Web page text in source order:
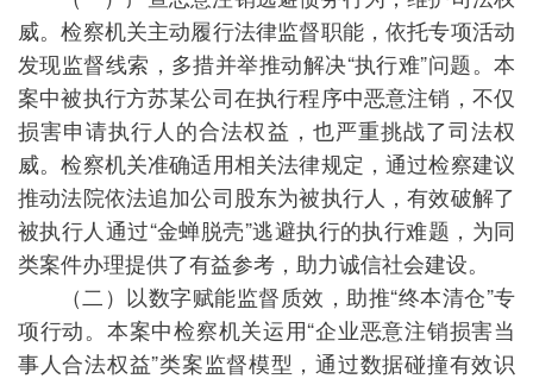
威。检察机关主动履行法律监督职能，依托专项活动
发现监督线索，多措并举推动解决“执行难”问题。本
案中被执行方苏某公司在执行程序中恶意注销，不仅
损害申请执行人的合法权益，也严重挑战了司法权
威。检察机关准确适用相关法律规定，通过检察建议
推动法院依法追加公司股东为被执行人，有效破解了
被执行人通过“金蝉脱壳”逃避执行的执行难题，为同
类案件办理提供了有益参考，助力诚信社会建设。
（二）以数字赋能监督质效，助推“终本清仓”专
项行动。本案中检察机关运用“企业恶意注销损害当
事人合法权益”类案监督模型，通过数据碰撞有效识